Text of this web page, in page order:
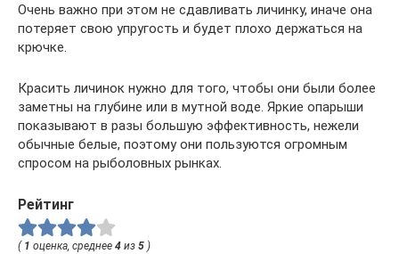
Очень важно при этом не сдавливать личинку, иначе она
потеряет свою упругость и будет плохо держаться на
крючке.
Красить личинок нужно для того, чтобы они были более
заметны на глубине или в мутной воде. Яркие опарыши
показывают в разы большую эффективность, нежели
обычные белые, поэтому они пользуются огромным
спросом на рыболовных рынках.
Рейтинг
( 1 оценка, среднее 4 из 5 )